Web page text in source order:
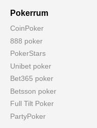
Pokerrum
CoinPoker
888 poker
PokerStars
Unibet poker
Bet365 poker
Betsson poker
Full Tilt Poker
PartyPoker